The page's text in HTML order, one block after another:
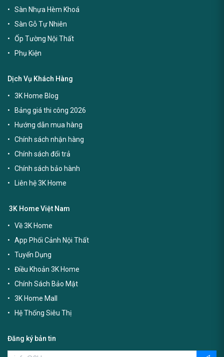
Sàn Nhựa Hèm Khoá
Sàn Gỗ Tự Nhiên
Ốp Tường Nội Thất
Phụ Kiện
Dịch Vụ Khách Hàng
3K Home Blog
Bảng giá thi công 2026
Hướng dẫn mua hàng
Chính sách nhận hàng
Chính sách đổi trả
Chính sách bảo hành
Liên hệ 3K Home
3K Home Việt Nam
Về 3K Home
App Phối Cảnh Nội Thất
Tuyển Dụng
Điều Khoản 3K Home
Chính Sách Bảo Mật
3K Home Mall
Hệ Thống Siêu Thị
Đăng ký bản tin